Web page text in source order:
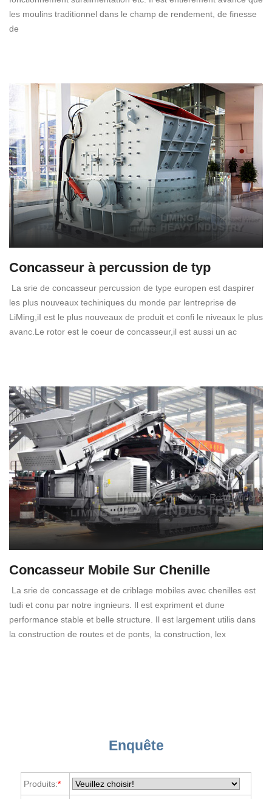
les moulins traditionnel dans le champ de rendement, de finesse
de
Concasseur à percussion de typ
La srie de concasseur percussion de type europen est daspirer
les plus nouveaux techiniques du monde par lentreprise de
LiMing,iI est le plus nouveaux de produit et confi le niveaux le plus
avanc.Le rotor est le coeur de concasseur,il est aussi un ac
Concasseur Mobile Sur Chenille
La srie de concassage et de criblage mobiles avec chenilles est
tudi et conu par notre ingnieurs. Il est expriment et dune
performance stable et belle structure. Il est largement utilis dans
la construction de routes et de ponts, la construction, lex
Enquête
Produits:*